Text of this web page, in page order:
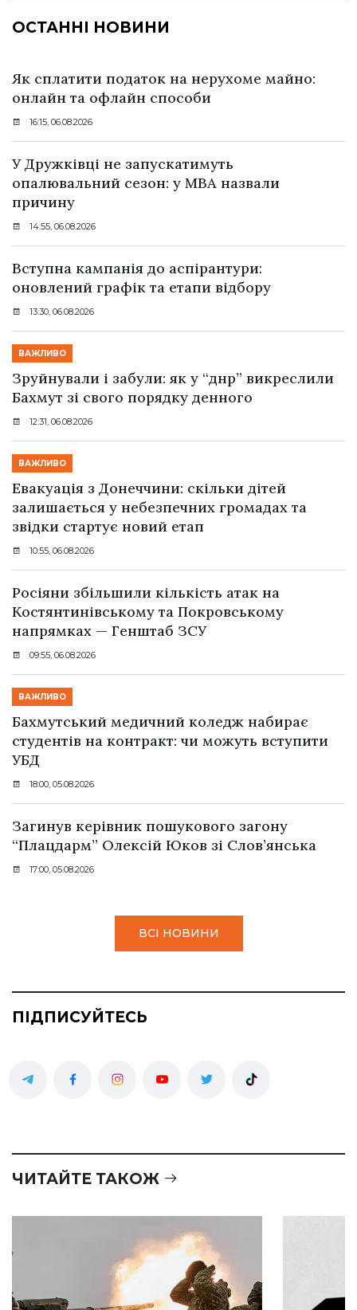
ОСТАННІ НОВИНИ
Як сплатити податок на нерухоме майно:
онлайн та офлайн способи
16:15, 06.08.2026
У Дружківці не запускатимуть
опалювальний сезон: у МВА назвали
причину
14:55, 06.08.2026
Вступна кампанія до аспірантури:
оновлений графік та етапи відбору
13:30, 06.08.2026
ВАЖЛИВО
Зруйнували і забули: як у “днр” викреслили
Бахмут зі свого порядку денного
12:31, 06.08.2026
ВАЖЛИВО
Евакуація з Донеччини: скільки дітей
залишається у небезпечних громадах та
звідки стартує новий етап
10:55, 06.08.2026
Росіяни збільшили кількість атак на
Костянтинівському та Покровському
напрямках — Генштаб ЗСУ
09:55, 06.08.2026
ВАЖЛИВО
Бахмутський медичний коледж набирає
студентів на контракт: чи можуть вступити
УБД
18:00, 05.08.2026
Загинув керівник пошукового загону
“Плацдарм” Олексій Юков зі Слов’янська
17:00, 05.08.2026
ВСІ НОВИНИ
ПІДПИСУЙТЕСЬ
ЧИТАЙТЕ ТАКОЖ